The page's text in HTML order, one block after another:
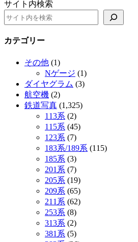
サイト内検索
カテゴリー
その他 (1)
Nゲージ (1)
ダイヤグラム (3)
航空機 (2)
鉄道写真 (1,325)
113系 (2)
115系 (45)
123系 (7)
183系/189系 (115)
185系 (3)
201系 (7)
205系 (19)
209系 (65)
211系 (62)
253系 (8)
313系 (2)
381系 (5)